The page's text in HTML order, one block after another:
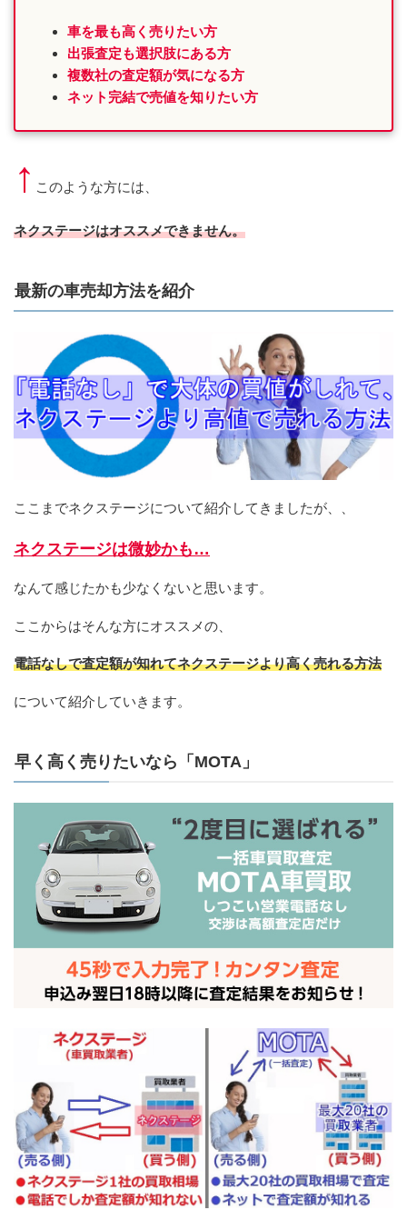
車を最も高く売りたい方
出張査定も選択肢にある方
複数社の査定額が気になる方
ネット完結で売値を知りたい方
↑ このような方には、
ネクステージはオススメできません。
最新の車売却方法を紹介
ここまでネクステージについて紹介してきましたが、、
ネクステージは微妙かも…
なんて感じたかも少なくないと思います。
ここからはそんな方にオススメの、
電話なしで査定額が知れてネクステージより高く売れる方法
について紹介していきます。
早く 高く 売りたいなら「MOTA」